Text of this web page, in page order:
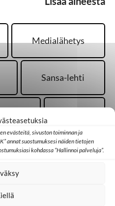
evästeitä, sivuston toiminnan ja
annat suostumuksesi näiden tietojen
kohdassa ”Hallinnoi palveluja”.
Medialähetys
Sansa-lehti
Uskonto